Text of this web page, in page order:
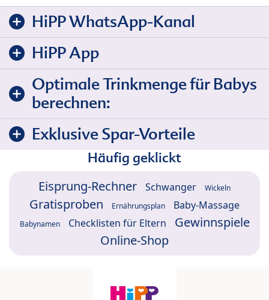
HiPP WhatsApp-Kanal
HiPP App
Optimale Trinkmenge für Babys
berechnen:
Exklusive Spar-Vorteile
Häufig geklickt
Eisprung-Rechner Schwanger Wickeln
Gratisproben Ernährungsplan Baby-Massage
Babynamen Checklisten für Eltern
Gewinnspiele
Online-Shop